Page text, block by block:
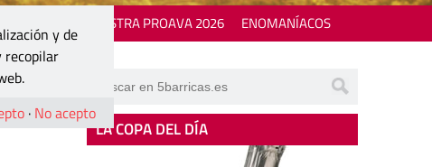
MOSTRA PROAVA 2026 ENOMANÍACOS
LA COPA DEL DÍA
y de
recopilar
· No acepto